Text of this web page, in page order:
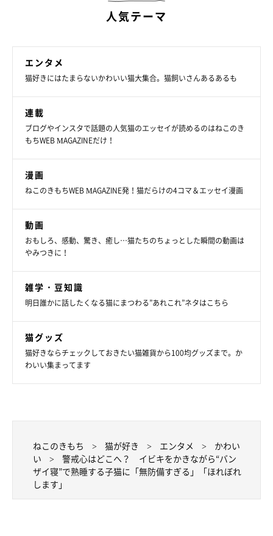
＜写真下から＞ブランくん、シェリーちゃん
@pusuke44055134
4匹の愛猫たちと楽しい毎日を過ごしている飼い主さん。これま
での日々を振り返りどのようなことを思うのか、今の気持ちを聞
きました。
飼い主さん：
「4ニャンズとの暮らしは、とにかく幸せしかありません。
レスゼロの暮らしを与えてあげることが、私の生きがいになって
います」
関連記事:
立派に成長！
す。当時のエピソードや成長した現在の様子など、飼い主さんに話
をうかがいました。
写真提供・取材協力／ @pusuke44055134さん／X（旧Twitter）
※この記事は投稿者さまにご了承をいただいたうえで制作してい
ます。
人気テーマ
エンタメ
猫好きにはたまらないかわいい猫大集合。猫飼いさんあるあるも
連載
ブログやインスタで話題の人気猫のエッセイが読めるのはねこのき
もちWEB MAGAZINEだけ！
漫画
ねこのきもちWEB MAGAZINE発！猫だらけの4コマ＆エッセイ漫画
動画
おもしろ、感動、驚き、癒し…猫たちのちょっとした瞬間の動画は
やみつきに！
雑学・豆知識
明日誰かに話したくなる猫にまつわる”あれこれ”ネタはこちら
猫グッズ
猫好きならチェックしておきたい猫雑貨から100均グッズまで。か
わいい集まってます
ねこのきもち 猫が好き エンタメ
かわい
い
警戒心はどこへ？ イビキをかきながら“バン
ザイ寝”で熟睡する子猫に「無防備すぎる」「ほれぼれ
します」